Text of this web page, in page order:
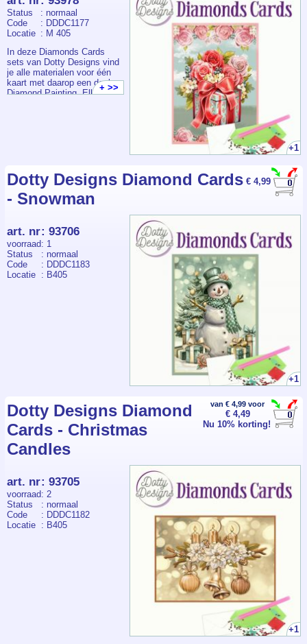
De Dotty Designs Diamond
3D Cards Kit 01 Butterflies
(1) biedt een geweldige
introductie tot de 3D
Start je creatieve avontuur
diamantpainting zo’n
populaire en ontspannende
hobby is.
https://youtube.com/shorts/0T1-
kNfJfmA?feature=share
+1
Status
: normaal
Code
: DDDC1177
Locatie : M 405
In deze Diamonds Cards
sets van Dotty Designs vind
je alle materialen voor één
kaart met daarop een deel
Diamond Painting. Elk
+ >>
€ 4,99
Dotty Designs Diamond Cards
- Snowman
+1
art. nr: 93706
voorraad: 1
Status
: normaal
Code
: DDDC1183
Locatie : B405
van € 4,99 voor
€ 4,49
Nu 10% korting!
Dotty Designs Diamond
Cards - Christmas
Candles
+1
art. nr: 93705
voorraad: 2
Status
: normaal
Code
: DDDC1182
Locatie : B405